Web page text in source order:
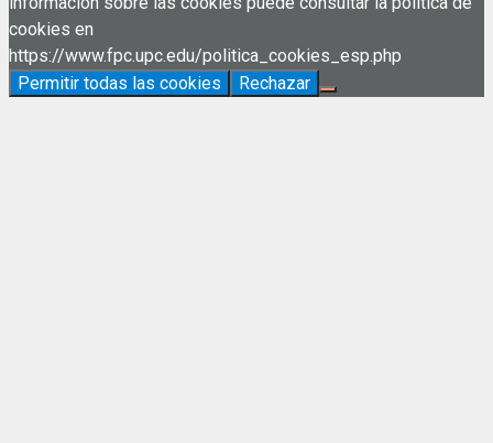
cookies en
https://www.fpc.upc.edu/politica_cookies_esp.php
Permitir todas las cookies
Rechazar